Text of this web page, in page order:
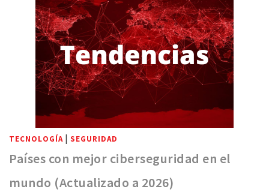
TECNOLOGÍA | SEGURIDAD
Países con mejor ciberseguridad en el
mundo (Actualizado a 2026)